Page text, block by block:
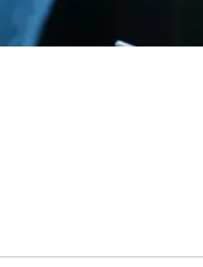
運用・管理に関す
利益や価値を最大